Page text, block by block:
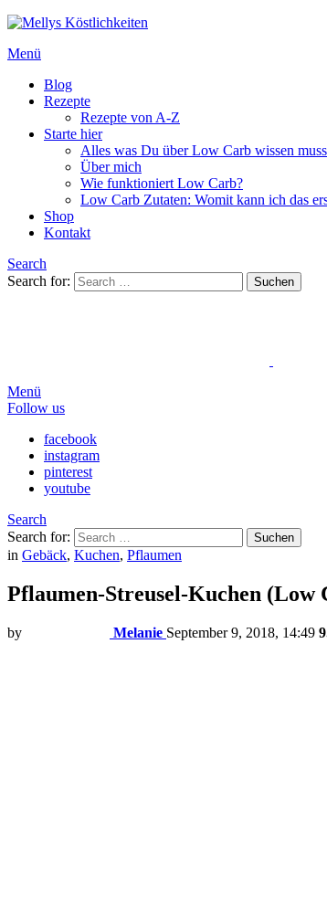
Menü
Blog
Rezepte
Rezepte von A-Z
Starte hier
Alles was Du über Low Carb wissen
Über mich
Wie funktioniert Low Carb?
Low Carb Zutaten: Womit kann ich das
Shop
Kontakt
Search
Search for:
Suchen
Menü
Follow us
facebook
instagram
pinterest
youtube
Search
Search for:
Suchen
in Gebäck, Kuchen, Pflaumen
Pflaumen-Streusel-Kuchen (Low
by Melanie September 9, 2018, 14:49